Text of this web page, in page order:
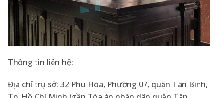
Thông tin liên hệ:
Địa chỉ trụ sở: 32 Phú Hòa, Phường 07, quận Tân Bình,